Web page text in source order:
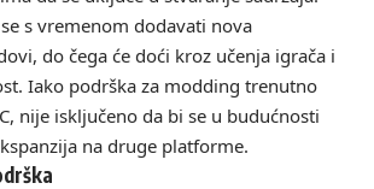
s vremenom dodavati nova
do čega će doći kroz učenja igrača i
Iako podrška za modding trenutno
nije isključeno da bi se u budućnosti
na druge platforme.